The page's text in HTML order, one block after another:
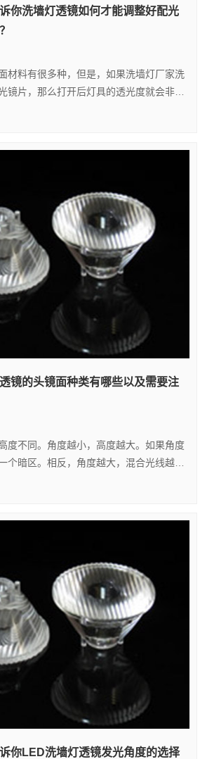
你洗墙灯透镜如何才能调整好配光
材料有很多种，但是，如果洗墙灯厂家洗
镜片，那么打开后灯具的透光度就会非常
镜的头镜面种类有哪些以及需要注
度不同。角度越小，高度越大。如果角度
个暗区。相反，角度越大，混合光线越均
你LED洗墙灯透镜发光角度的选择